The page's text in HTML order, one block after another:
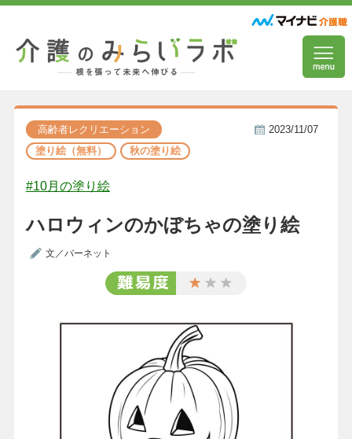
高齢者レクリエーション
塗り絵（無料）
秋の塗り絵
2023/11/07
#10月の塗り絵
ハロウィンのかぼちゃの塗り絵
文／バーネット